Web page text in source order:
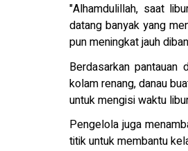
"Alhamdulillah, saat
datang banyak yang
pun meningkat jauh
Berdasarkan
kolam renang, danau
untuk mengisi waktu
Pengelola juga
titik untuk membantu